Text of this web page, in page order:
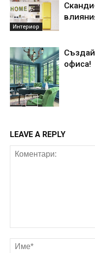
Интериор
Интериор
офиса!
LEAVE A REPLY